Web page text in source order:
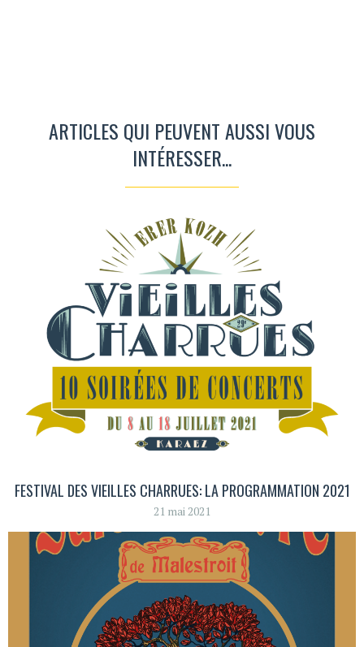
ARTICLES QUI PEUVENT AUSSI VOUS
INTÉRESSER...
FESTIVAL DES VIEILLES CHARRUES: LA PROGRAMMATION 2021
21 mai 2021